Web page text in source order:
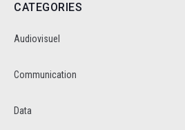
CATEGORIES
Audiovisuel
Communication
Data